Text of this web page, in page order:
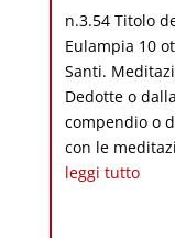
n.3.54 Titolo
Eulampia 10
Santi.
Dedotte o
compendio o
con le
leggi tutto